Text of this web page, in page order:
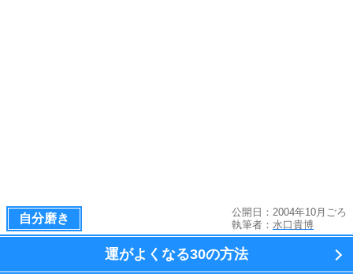
自分磨き
公開日：2004年10月ごろ
執筆者： 水口貴博
運がよくなる30の方法